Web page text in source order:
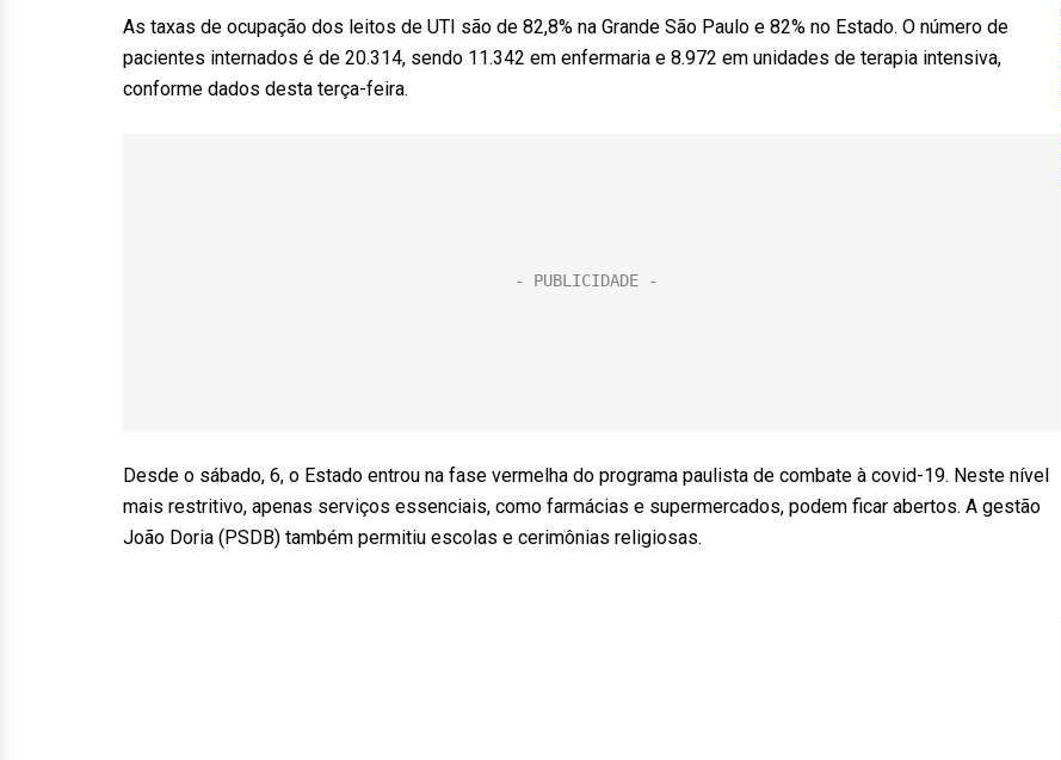
As taxas de ocupação dos leitos de UTI são de 82,8% na Grande São Paulo e 82% no Estado. O número de
pacientes internados é de 20.314, sendo 11.342 em enfermaria e 8.972 em unidades de terapia intensiva,
conforme dados desta terça-feira.
Desde o sábado, 6, o Estado entrou na fase vermelha do programa paulista de combate à covid-19. Neste nível
mais restritivo, apenas serviços essenciais, como farmácias e supermercados, podem ficar abertos. A gestão
João Doria (PSDB) também permitiu escolas e cerimônias religiosas.